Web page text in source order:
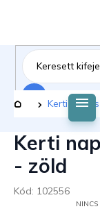
tartalomhoz
Kezdőlap
Kerti
Kerti
- zöld
Kód: 102556
NINCS